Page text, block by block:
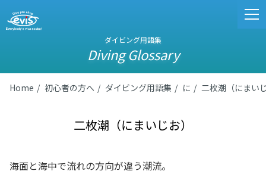
ダイビング用語集
Diving Glossary
Home 初心者の方へ ダイビング用語集 に 二枚潮（にまい
二枚潮（にまいじお）
海面と海中で流れの方向が違う潮流。